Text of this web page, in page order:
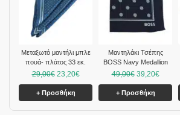
Mεταξωτό μαντήλι μπλε
πουά- πλάτος 33 εκ.
29,00€ 23,20€
+ Προσθήκη
Μαντηλάκι Τσέπης
BOSS Navy Medallion
49,00€ 39,20€
+ Προσθήκη